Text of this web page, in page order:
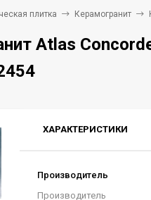
плитка Керамогранит
Atlas
ХАРАКТЕРИСТИКИ
Производитель
Производитель